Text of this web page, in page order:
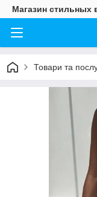
Магазин стильных
Товари та